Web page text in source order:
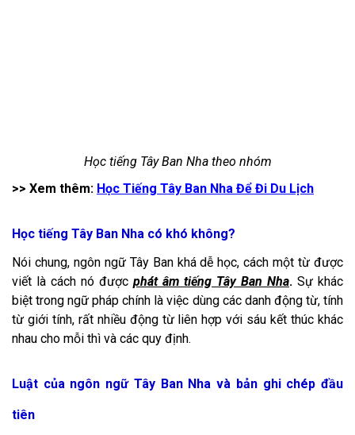
Học tiếng Tây Ban Nha theo nhóm
>> Xem thêm: Học Tiếng Tây Ban Nha Để Đi Du Lịch
Học tiếng Tây Ban Nha có khó không?
Nói chung, ngôn ngữ Tây Ban khá dễ học, cách một từ được
viết là cách nó được phát âm tiếng Tây Ban Nha. Sự khác
biệt trong ngữ pháp chính là việc dùng các danh động từ, tính
từ giới tính, rất nhiều động từ liên hợp với sáu kết thúc khác
nhau cho mỗi thì và các quy định.
Luật của ngôn ngữ Tây Ban Nha và bản ghi chép đầu
tiên